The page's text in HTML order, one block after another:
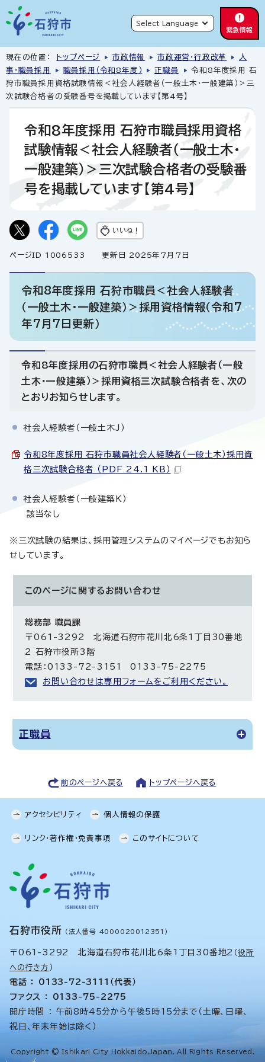
緊急情報
現在の位置： トップページ 市政情報 市政運営・行政改革
人
事・職員採用
職員採用（令和8年度） 正職員
令和8年度採用 石
狩市職員採用資格試験情報＜社会人経験者（一般土木・一般建築）＞三
次試験合格者の受験番号を掲載しています【第4号】
令和8年度採用 石狩市職員採用資格
試験情報＜社会人経験者（一般土木・
一般建築）＞三次試験合格者の受験番
号を掲載しています【第4号】
いいね！
ページID 1006533 更新日 2025年7月7日
令和8年度採用 石狩市職員＜社会人経験者
（一般土木・一般建築）＞採用資格情報（令和7
年7月7日更新）
令和8年度採用の石狩市職員＜社会人経験者（一般
土木・一般建築）＞採用資格三次試験合格者を、次の
とおりお知らせします。
社会人経験者（一般土木J）
令和8年度採用 石狩市職員社会人経験者（一般土木）採用資
格三次試験合格者 （PDF 24.1 KB）
社会人経験者（一般建築K）
該当なし
※三次試験の結果は、採用管理システムのマイページでもお知ら
せしています。
このページに関する お問い合わせ
総務部 職員課
〒061-3292 北海道石狩市花川北6条1丁目30番地
2 石狩市役所3階
電話：0133-72-3151 0133-75-2275
お問い合わせは専用フォームをご利用ください。
正職員
前のページへ戻る トップページへ戻る
アクセシビリティ 個人情報の保護
リンク・著作権・免責事項 このサイトについて
石狩市役所 （法人番号 4000020012351）
〒061-3292 北海道石狩市花川北6条1丁目30番地2 （役所
への行き方 ）
電話 ： 0133-72-3111（代表）
ファクス ： 0133-75-2275
開庁時間 ： 午前8時45分から午後5時15分まで（土曜、日曜、
祝日、年末年始は除く）
Copyright © Ishikari City Hokkaido,Japan. All Rights Reserved.